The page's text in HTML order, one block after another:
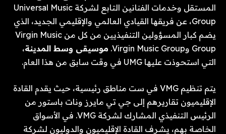
المستقل وخدمات الفنانين التابع لشركة Universal Music
Group، عن فريقها القيادي العالمي والإقليمي الجديد، الذي
يضم كبار المسؤولين التنفيذيين من كل من Virgin Music
Group وVirgin Music Group.
موسيقى وسط المدينة،
التي استحوذت عليها UMG في وقت سابق من هذا العام.
يتم تنظيم VMG في ست مناطق رئيسية، حيث يقدم القادة
الإقليميون تقاريرهم إلى جي تي مايرز ونات باستور من
الرئيس التنفيذي المشارك لشركة VMG. في الأسواق
الخاصة بهم، يشرف القادة الإقليميون والدوليون لشركة